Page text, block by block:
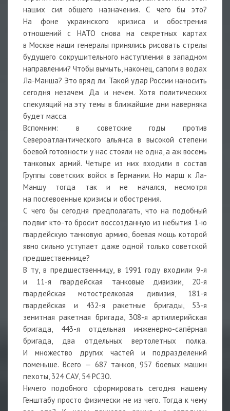
наших сил общего назначения. С чего бы это?
На фоне украинского кризиса и обострения
отношений с НАТО снова на секретных картах
в Москве наши генералы принялись рисовать стрелы
будущего сокрушительного наступления в западном
направлении? Чтобы вымыть, наконец, сапоги в водах
Ла-Манша? Это вряд ли. Такой удар России наносить
сегодня незачем. Да и нечем. Хотя политических
спекуляций на эту темы в ближайшие дни наверняка
будет масса.
Вспомним: в советские годы против
Североатлантического альянса в высокой степени
боевой готовности у нас стояли не одна, а аж восемь
танковых армий. Четыре из них входили в состав
Группы советских войск в Германии. Но марш к Ла-
Маншу тогда так и не начался, несмотря
на послевоенные кризисы и обострения.
С чего бы сегодня предполагать, что на подобный
подвиг кто-то бросит воссозданную из небытия 1-ю
гвардейскую танковую армию, боевая мощь которой
явно сильно уступает даже одной только советской
предшественнице?
В ту, в предшественницу, в 1991 году входили 9-я
и 11-я гвардейская танковые дивизии, 20-я
гвардейская мотострелковая дивизия, 181-я
гвардейская и 432-я ракетные бригады, 53-я
зенитная ракетная бригада, 308-я артиллерийская
бригада, 443-я отдельная инженерно-сапёрная
бригада, два отдельных вертолетных полка.
И множество других частей и подразделений
поменьше. Всего — 687 танков, 957 боевых машин
пехоты, 324 САУ, 54 РСЗО.
Ничего подобного сформировать сегодня нашему
Генштабу просто физически не из чего. Тогда к чему